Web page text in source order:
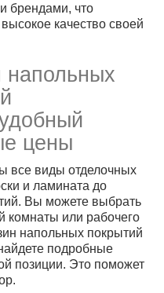
брендами, что
качество своей
напольных
цены
все виды отделочных
и ламината до
Вы можете выбрать
комнаты или рабочего
напольных покрытий
подробные
позиции. Это поможет